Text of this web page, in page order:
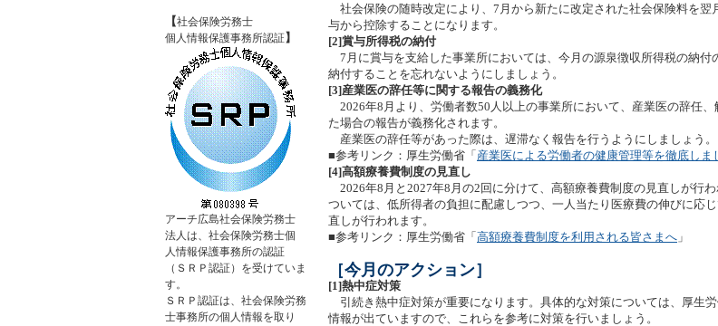
社会保険の随時改定により、7月から新たに改定された社会保険料を翌
与から控除することになります。
[2]賞与所得税の納付
7月に賞与を支給した事業所においては、今月の源泉徴収所得税の納付
納付することを忘れないようにしましょう。
[3]産業医の辞任等に関する報告の義務化
2026年8月より、労働者数50人以上の事業所において、産業医の辞任、
た場合の報告が義務化されます。
産業医の辞任等があった際は、遅滞なく報告を行うようにしましょう。
■参考リンク：厚生労働省「 産業医による労働者の健康管理等を徹底しま
[4]高額療養費制度の見直し
2026年8月と2027年8月の2回に分けて、高額療養費制度の見直しが行
ついては、低所得者の負担に配慮しつつ、一人当たり医療費の伸びに応
直しが行われます。
■参考リンク：厚生労働省「 高額療養費制度を利用される皆さまへ 」
［今月のアクション］
[1]熱中症対策
引続き熱中症対策が重要になります。具体的な対策については、厚生
情報が出ていますので、これらを参考に対策を行いましょう。
【社会保険労務士
個人情報保護事務所認証】
アーチ広島社会保険労務士
法人は、社会保険労務士個
人情報保護事務所の認証
（ＳＲＰ認証）を受けていま
す。
ＳＲＰ認証は、社会保険労務
士事務所の個人情報を取り